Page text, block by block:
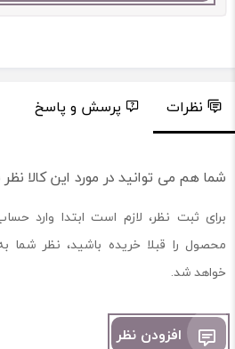
نظرات پرسش و پاسخ
شما هم می توانید در مورد این کالا
برای ثبت نظر، لازم است ابتدا وارد
محصول را قبلا خریده باشید، نظر شما
خواهد شد.
افزودن نظر